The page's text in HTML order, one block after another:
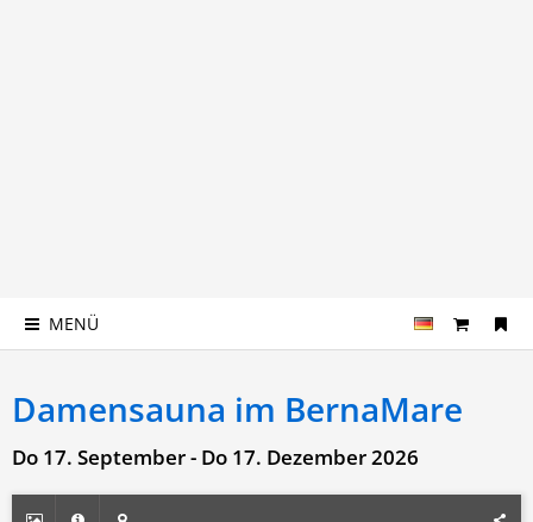
MENÜ
Damensauna im BernaMare
Do 17. September - Do 17. Dezember 2026